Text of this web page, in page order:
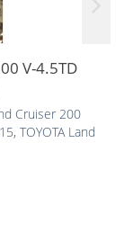
V-4.5TD
Cruiser 200
, TOYOTA Land